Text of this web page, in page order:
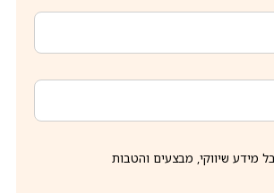
מידע שיווקי, מבצעים והטבות